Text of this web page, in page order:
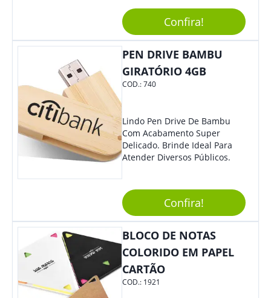
Anotações Com Post-It E
Caneta. Elaborado A Partir De
Material Reciclado, O Brinde
Também É Prático, Tornando-
Se Assim Excelente Para Uso
Cotidiano. Perfeito, Não É?!
Confira!
PEN DRIVE BAMBU
GIRATÓRIO 4GB
COD.:740
Lindo Pen Drive De Bambu
Com Acabamento Super
Delicado. Brinde Ideal Para
Atender Diversos Públicos.
Confira!
BLOCO DE NOTAS
COLORIDO EM PAPEL
CARTÃO
COD.: 1921